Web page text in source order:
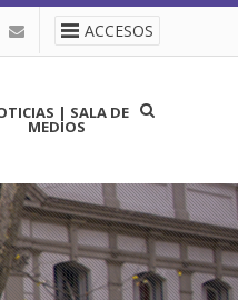
ACCESOS
| SALA DE
MEDIOS